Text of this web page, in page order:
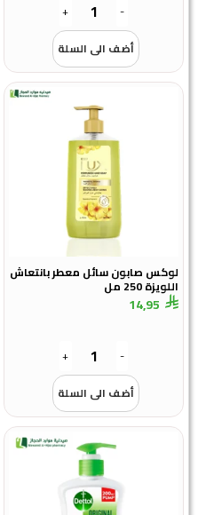
-
+
أضف الى السلة
لوكس صابون سائل معطر بانتعاش
اللويزة 250 مل
14,95
-
+
أضف الى السلة